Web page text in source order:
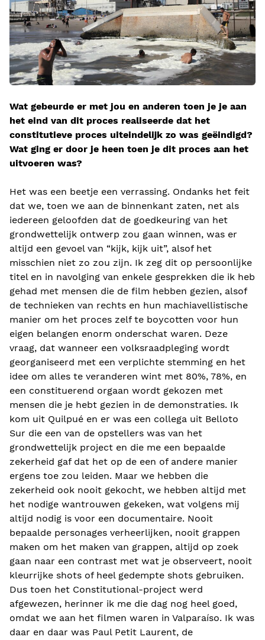
Wat gebeurde er met jou en anderen toen je je aan
het eind van dit proces realiseerde dat het
constitutieve proces uiteindelijk zo was geëindigd?
Wat ging er door je heen toen je dit proces aan het
uitvoeren was?
Het was een beetje een verrassing. Ondanks het feit
dat we, toen we aan de binnenkant zaten, net als
iedereen geloofden dat de goedkeuring van het
grondwettelijk ontwerp zou gaan winnen, was er
altijd een gevoel van “kijk, kijk uit”, alsof het
misschien niet zo zou zijn. Ik zeg dit op persoonlijke
titel en in navolging van enkele gesprekken die ik heb
gehad met mensen die de film hebben gezien, alsof
de technieken van rechts en hun machiavellistische
manier om het proces zelf te boycotten voor hun
eigen belangen enorm onderschat waren. Deze
vraag, dat wanneer een volksraadpleging wordt
georganiseerd met een verplichte stemming en het
idee om alles te veranderen wint met 80%, 78%, en
een constituerend orgaan wordt gekozen met
mensen die je hebt gezien in de demonstraties. Ik
kom uit Quilpué en er was een collega uit Belloto
Sur die een van de opstellers was van het
grondwettelijk project en die me een bepaalde
zekerheid gaf dat het op de een of andere manier
ergens toe zou leiden. Maar we hebben die
zekerheid ook nooit gekocht, we hebben altijd met
het nodige wantrouwen gekeken, wat volgens mij
altijd nodig is voor een documentaire. Nooit
bepaalde personages verheerlijken, nooit grappen
maken om het maken van grappen, altijd op zoek
gaan naar een contrast met wat je observeert, nooit
kleurrijke shots of heel gedempte shots gebruiken.
Dus toen het Constitutional-project werd
afgewezen, herinner ik me die dag nog heel goed,
omdat we aan het filmen waren in Valparaíso. Ik was
daar en daar was Paul Petit Laurent, de